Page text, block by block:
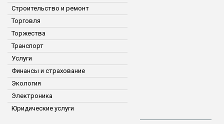
Строительство и ремонт
Торговля
Торжества
Транспорт
Услуги
Финансы и страхование
Экология
Электроника
Юридические услуги